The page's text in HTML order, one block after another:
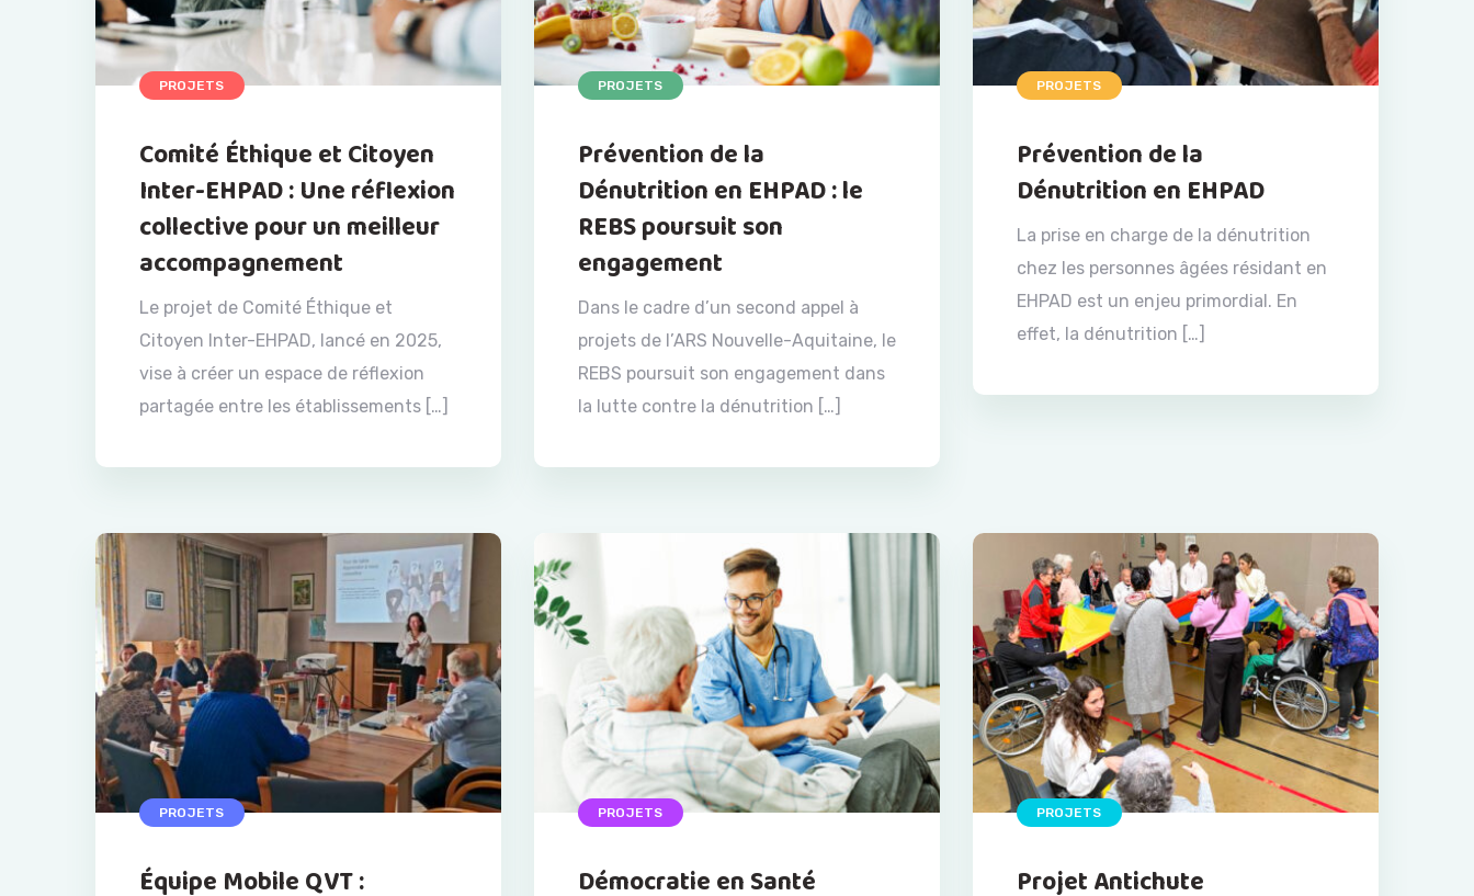
PROJETS
Comité Éthique et Citoyen
Inter-EHPAD : Une réflexion
collective pour un meilleur
accompagnement
Le projet de Comité Éthique et
Citoyen Inter-EHPAD, lancé en 2025,
vise à créer un espace de réflexion
partagée entre les établissements […]
PROJETS
Prévention de la
Dénutrition en EHPAD : le
REBS poursuit son
engagement
Dans le cadre d’un second appel à
projets de l’ARS Nouvelle-Aquitaine, le
REBS poursuit son engagement dans
la lutte contre la dénutrition […]
PROJETS
Prévention de la
Dénutrition en EHPAD
La prise en charge de la dénutrition
chez les personnes âgées résidant en
EHPAD est un enjeu primordial. En
effet, la dénutrition […]
PROJETS
Équipe Mobile QVT :
PROJETS
Démocratie en Santé
PROJETS
Projet Antichute